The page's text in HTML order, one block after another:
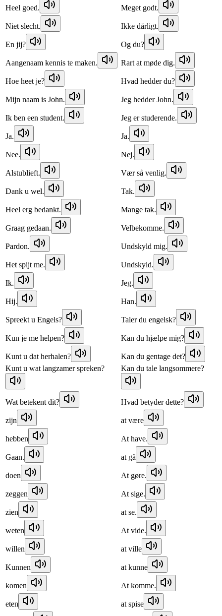
Heel goed. Meget godt.
Niet slecht. Ikke dårligt.
En jij? Og du?
Aangenaam kennis te maken. Rart at møde dig.
Hoe heet je? Hvad hedder du?
Mijn naam is John. Jeg hedder John.
Ik ben een student. Jeg er studerende.
Ja. Ja.
Nee. Nej.
Alstublieft. Vær så venlig.
Dank u wel. Tak.
Heel erg bedankt. Mange tak.
Graag gedaan. Velbekomme.
Pardon. Undskyld mig.
Het spijt me. Undskyld.
Ik. Jeg.
Hij. Han.
Spreekt u Engels? Taler du engelsk?
Kun je me helpen? Kan du hjælpe mig?
Kunt u dat herhalen?
Kan du gentage det?
Kunt u wat langzamer spreken?
Kan du tale langsommere?
Wat betekent dit? Hvad betyder dette?
zijn at være
hebben At have.
Gaan. at gå
doen At gøre.
zeggen At sige.
zien at se.
weten At vide.
willen at ville
Kunnen at kunne
komen At komme.
eten at spise